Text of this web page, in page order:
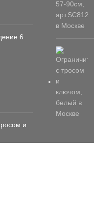
6
и